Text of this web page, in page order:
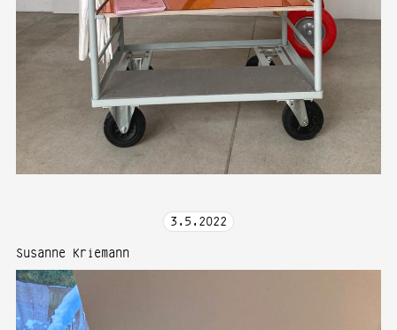
3 . 5 . 2022
Susanne Kriemann